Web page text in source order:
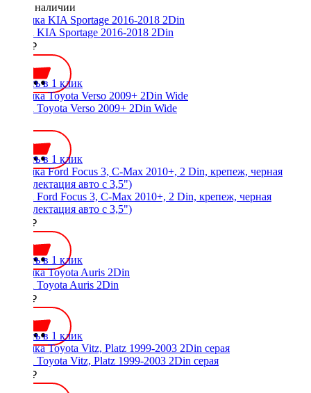
Нет в наличии
Рамка KIA Sportage 2016-2018 2Din
2300 ₽
Купить в 1 клик
Рамка Toyota Verso 2009+ 2Din Wide
Купить в 1 клик
Рамка Ford Focus 3, C-Max 2010+, 2 Din, крепеж, черная
(комплектация авто с 3,5")
2700 ₽
Купить в 1 клик
Рамка Toyota Auris 2Din
1200 ₽
Купить в 1 клик
Рамка Toyota Vitz, Platz 1999-2003 2Din серая
2300 ₽